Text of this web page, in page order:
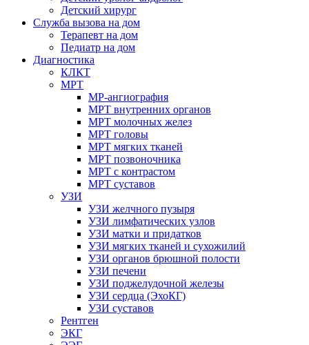
Детский хирург
Служба вызова на дом
Терапевт на дом
Педиатр на дом
Диагностика
КЛКТ
МРТ
МР-ангиография
МРТ внутренних органов
МРТ молочных желез
МРТ головы
МРТ мягких тканей
МРТ позвоночника
МРТ с контрастом
МРТ суставов
УЗИ
УЗИ желчного пузыря
УЗИ лимфатических узлов
УЗИ матки и придатков
УЗИ мягких тканей и сухожилий
УЗИ органов брюшной полости
УЗИ печени
УЗИ поджелудочной железы
УЗИ сердца (ЭхоКГ)
УЗИ суставов
Рентген
ЭКГ